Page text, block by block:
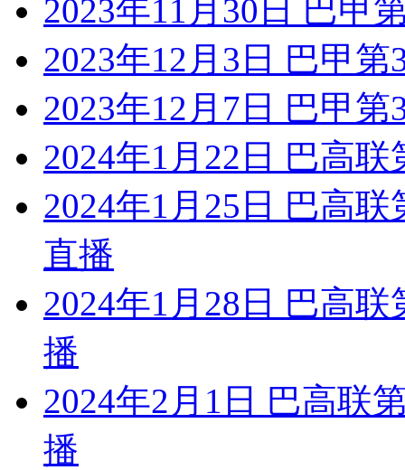
2023年11月30日 巴甲
2023年12月3日 巴甲
2023年12月7日 巴甲
2024年1月22日 巴高
2024年1月25日 巴高
直播
2024年1月28日 巴高
播
2024年2月1日 巴高联
播